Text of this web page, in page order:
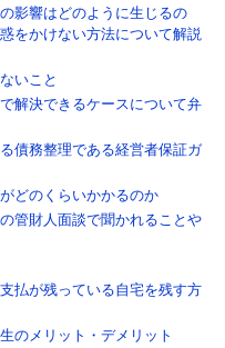
影響はどのように生じるの
をかけない方法について解説
いこと
解決できるケースについて弁
債務整理である経営者保証ガ
どのくらいかかるのか
管財人面談で聞かれることや
払が残っている自宅を残す方
のメリット・デメリット